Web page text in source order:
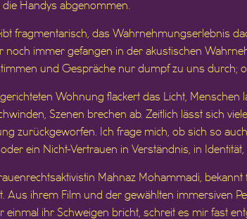
Handys abgenommen.
fragmentarisch, das Wahrnehmungserlebnis
noch immer gefangen in der akustischen
und Gespräche nur dumpf zu uns durch;
Wohnung flackert das Licht, Menschen
Szenen brechen ab. Zeitlich lässt sich
zurückgeworfen. Ich frage mich, ob sich so
ein Nicht-Vertrauen in Verständnis, in
Mahnaz Mohammadi,
Aus ihrem Film und der gewählten immersiven
einmal ihr Schweigen bricht, schreit es mir fast